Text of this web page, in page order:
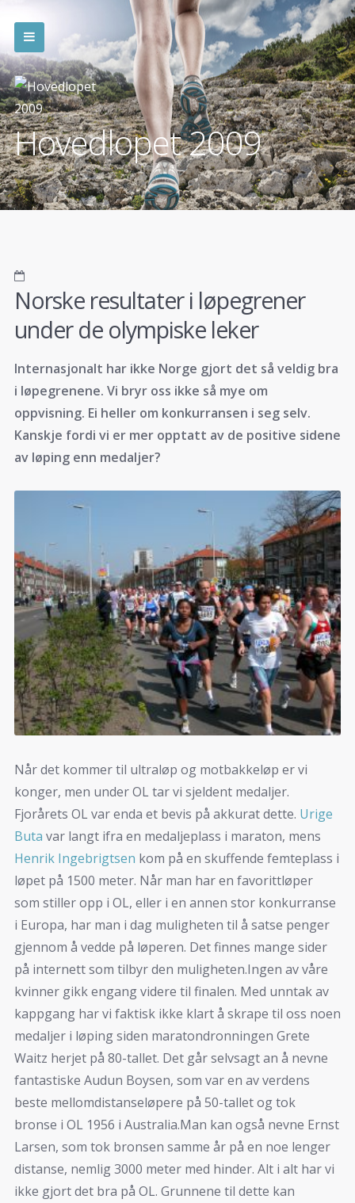
Hovedlopet 2009
Norske resultater i løpegrener
under de olympiske leker
Internasjonalt har ikke Norge gjort det så veldig bra
i løpegrenene. Vi bryr oss ikke så mye om
oppvisning. Ei heller om konkurransen i seg selv.
Kanskje fordi vi er mer opptatt av de positive sidene
av løping enn medaljer?
Når det kommer til ultraløp og motbakkeløp er vi
konger, men under OL tar vi sjeldent medaljer.
Fjorårets OL var enda et bevis på akkurat dette. Urige
Buta var langt ifra en medaljeplass i maraton, mens
Henrik Ingebrigtsen kom på en skuffende femteplass i
løpet på 1500 meter. Når man har en favorittløper
som stiller opp i OL, eller i en annen stor konkurranse
i Europa, har man i dag muligheten til å satse penger
gjennom å vedde på løperen. Det finnes mange sider
på internett som tilbyr den muligheten.Ingen av våre
kvinner gikk engang videre til finalen. Med unntak av
kappgang har vi faktisk ikke klart å skrape til oss noen
medaljer i løping siden maratondronningen Grete
Waitz herjet på 80-tallet. Det går selvsagt an å nevne
fantastiske Audun Boysen, som var en av verdens
beste mellomdistanseløpere på 50-tallet og tok
bronse i OL 1956 i Australia.Man kan også nevne Ernst
Larsen, som tok bronsen samme år på en noe lenger
distanse, nemlig 3000 meter med hinder. Alt i alt har vi
ikke gjort det bra på OL. Grunnene til dette kan